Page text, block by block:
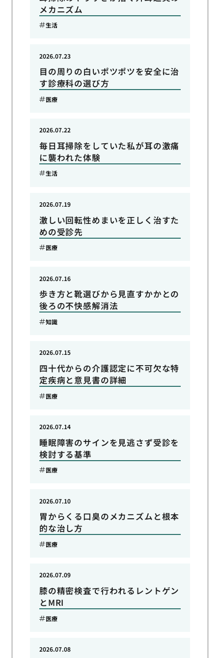
メカニズム
生活
目の周りの白いポツポツを安全に治
す診療科の選び方
2026.07.23
医療
毎日耳掃除をしていた私が耳の激痛
に襲われた体験
2026.07.22
生活
激しい回転性めまいを正しく治すた
めの受診先
2026.07.19
医療
歩き方と靴選びから見直すかかとの
後ろの不快感解消法
2026.07.16
知識
四十代からの介護認定に不可欠な特
定疾病と意見書の詳細
2026.07.15
医療
睡眠障害のサインを見逃さず受診を
検討する基準
2026.07.14
医療
胃からくる口臭のメカニズムと根本
的な治し方
2026.07.10
医療
膝の精密検査で行われるレントゲン
とMRI
2026.07.09
医療
2026.07.08